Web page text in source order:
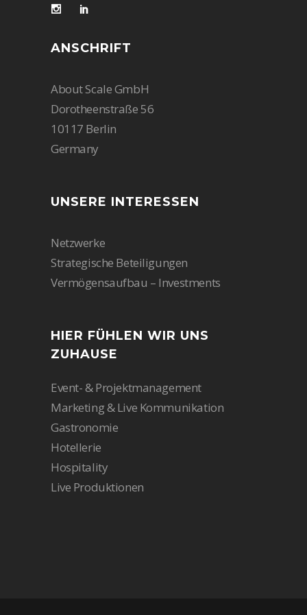
ANSCHRIFT
About Scale GmbH
Dorotheenstraße 56
10117 Berlin
Germany
UNSERE INTERESSEN
Netzwerke
Strategische Beteiligungen
Vermögensaufbau – Investments
HIER FÜHLEN WIR UNS
ZUHAUSE
Event- & Projektmanagement
Marketing & Live Kommunikation
Gastronomie
Hotellerie
Hospitality
Live Produktionen